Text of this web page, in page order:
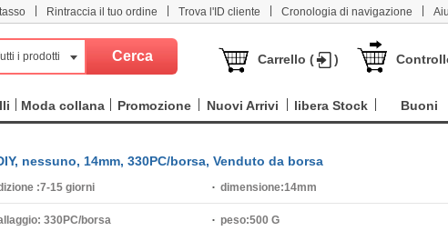
Rintraccia il tuo ordine Trova l'ID cliente Cronologia di navigazione
i prodotti Carrello ( )
Moda collana Promozione Nuovi Arrivi libera Stock Buoni
nessuno, 14mm, 330PC/borsa, Venduto da borsa
:7-15 giorni dimensione:14mm
330PC/borsa peso:500 G